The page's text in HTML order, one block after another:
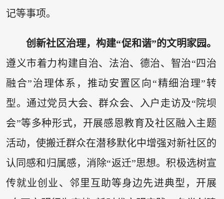
记等事项。
创新社区治理，构建“促和谐”的文明家园。
遵义市着力构建自治、法治、德治、智治“四治
融合”治理体系，推动安置区向“精细治理”转
型。通过党员大会、群众会、入户走访及“院坝
会”等多种形式，开展感恩教育及社区融入主题
活动，使搬迁群众在潜移默化中增强对新社区的
认同感和归属感，消除“返迁”思想。积极选树宣
传就业创业、邻里互助等身边先进典型，开展